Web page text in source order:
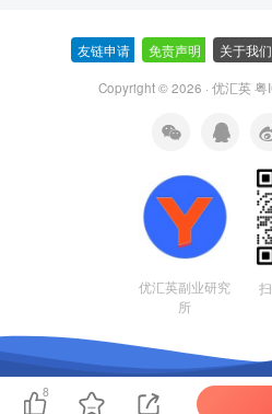
友链申请 免责声明 关于我们
Copyright © 2026 · 优汇英粤
优汇英副业研究
所
8